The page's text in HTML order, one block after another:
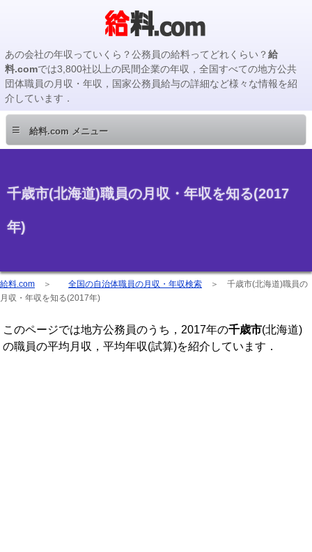
あの会社の年収っていくら？公務員の給料ってどれくらい？給
料.comでは3,800社以上の民間企業の年収，全国すべての地方公共
団体職員の月収・年収，国家公務員給与の詳細など様々な情報を紹
介しています．
≡ 給料.com メニュー
千歳市(北海道)職員の月収・年収を知る(2017
年)
給料.com ＞ 全国の自治体職員の月収・年収検索 ＞ 千歳市(北海道)職員の
月収・年収を知る(2017年)
このページでは地方公務員のうち，2017年の千歳市(北海道)
の職員の平均月収，平均年収(試算)を紹介しています．